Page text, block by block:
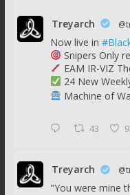
Treyarch
Now live in
Snipers Only
EAM IR-VIZ
24 New
Machine of
43
Treyarch
"You were mine